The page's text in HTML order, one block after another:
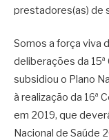
prestadores(as) de
Somos a força viva
deliberações da
subsidiou o Plano
à realização da 16ª
em 2019, que
Nacional de Saúde